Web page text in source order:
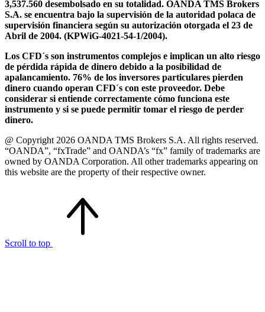
3,537.560 desembolsado en su totalidad. OANDA TMS Brokers
S.A. se encuentra bajo la supervisión de la autoridad polaca de
supervisión financiera según su autorización otorgada el 23 de
Abril de 2004. (KPWiG-4021-54-1/2004).
Los CFD´s son instrumentos complejos e implican un alto riesgo
de pérdida rápida de dinero debido a la posibilidad de
apalancamiento. 76% de los inversores particulares pierden
dinero cuando operan CFD´s con este proveedor. Debe
considerar si entiende correctamente cómo funciona este
instrumento y si se puede permitir tomar el riesgo de perder
dinero.
@ Copyright 2026 OANDA TMS Brokers S.A. All rights reserved.
“OANDA”, “fxTrade” and OANDA’s “fx” family of trademarks are
owned by OANDA Corporation. All other trademarks appearing on
this website are the property of their respective owner.
Scroll to top